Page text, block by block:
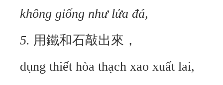
không giống như lửa đá,
5. 用鐵和石敲出來，
dụng thiết hòa thạch xao xuất lai,